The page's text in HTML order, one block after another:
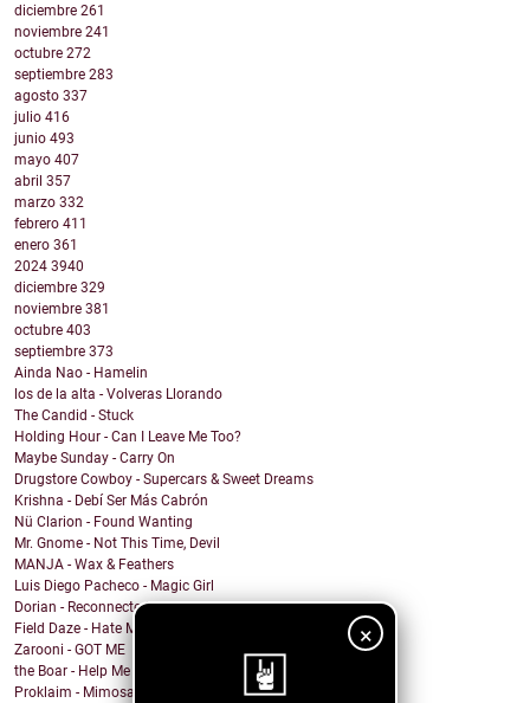
×
diciembre 261
noviembre 241
octubre 272
septiembre 283
agosto 337
julio 416
junio 493
mayo 407
abril 357
marzo 332
febrero 411
enero 361
2024 3940
diciembre 329
noviembre 381
octubre 403
septiembre 373
Ainda Nao - Hamelin
los de la alta - Volveras Llorando
The Candid - Stuck
Holding Hour - Can I Leave Me Too?
Maybe Sunday - Carry On
Drugstore Cowboy - Supercars & Sweet Dreams
Krishna - Debí Ser Más Cabrón
Nü Clarion - Found Wanting
Mr. Gnome - Not This Time, Devil
MANJA - Wax & Feathers
Luis Diego Pacheco - Magic Girl
Dorian - Reconnected
Field Daze - Hate Me
Zarooni - GOT ME
the Boar - Help Me
Proklaim - Mimosa